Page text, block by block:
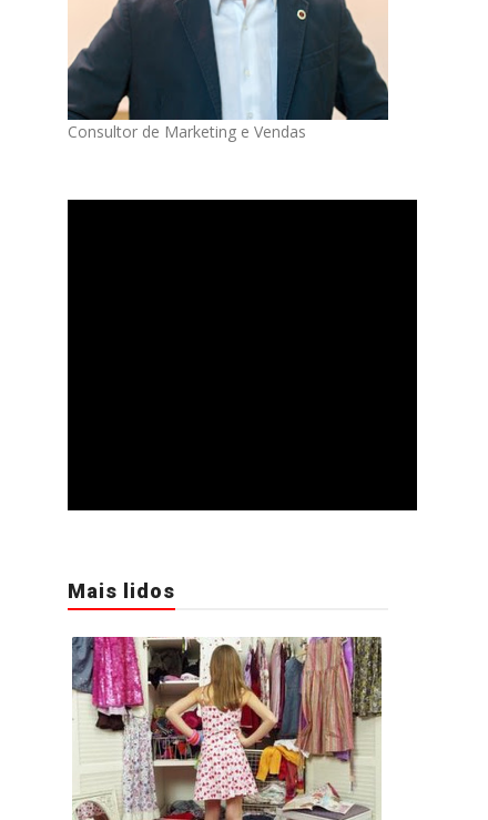
Consultor de Marketing e Vendas
Mais lidos